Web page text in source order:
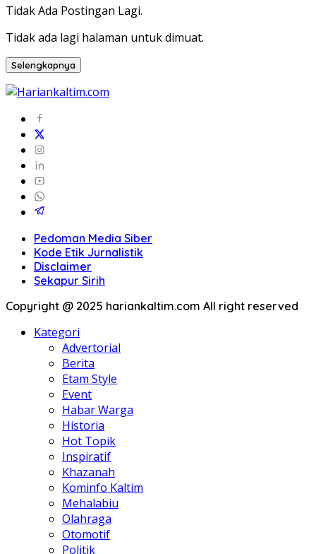
Tidak Ada Postingan Lagi.
Tidak ada lagi halaman untuk dimuat.
Selengkapnya
Pedoman Media Siber
Kode Etik Jurnalistik
Disclaimer
Sekapur Sirih
Copyright @ 2025 hariankaltim.com All right reserved
Kategori
Advertorial
Berita
Etam Style
Event
Habar Warga
Historia
Hot Topik
Inspiratif
Khazanah
Kominfo Kaltim
Mehalabiu
Olahraga
Otomotif
Politik